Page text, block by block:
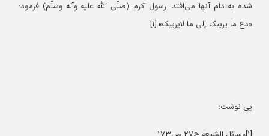
شده به دام آنها می‌افتد. رسول اکرم (صلّی الله علیه وآله وسلّم) فرمود:
«دع ما یریبک إلی ما لایریبک».[۱]
پی نوشت: